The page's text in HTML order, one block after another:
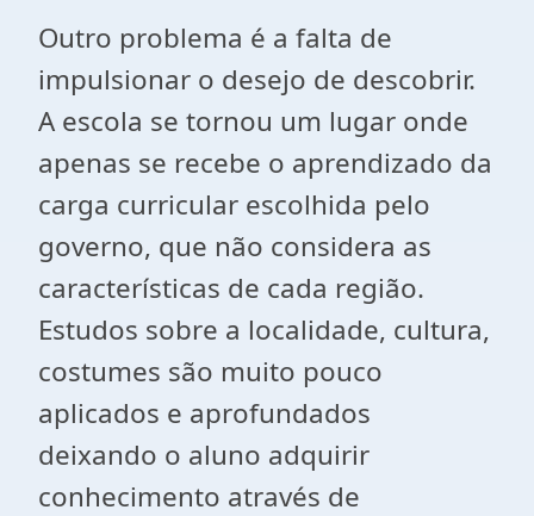
Outro problema é a falta de
impulsionar o desejo de descobrir.
A escola se tornou um lugar onde
apenas se recebe o aprendizado da
carga curricular escolhida pelo
governo, que não considera as
características de cada região.
Estudos sobre a localidade, cultura,
costumes são muito pouco
aplicados e aprofundados
deixando o aluno adquirir
conhecimento através de